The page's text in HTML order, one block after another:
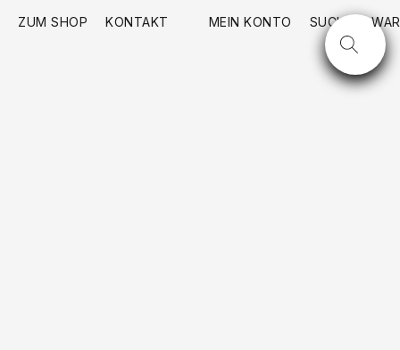
ZUM SHOP KONTAKT MEIN KONTO SUCHE